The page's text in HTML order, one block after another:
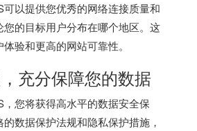
可以提供您优秀的网络连接质量和
的目标用户分布在哪个地区。这
验和更高的网站可靠性。
充分保障您的数据
您将获得高水平的数据安全保
数据保护法规和隐私保护措施，